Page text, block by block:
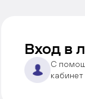
Вход в
С